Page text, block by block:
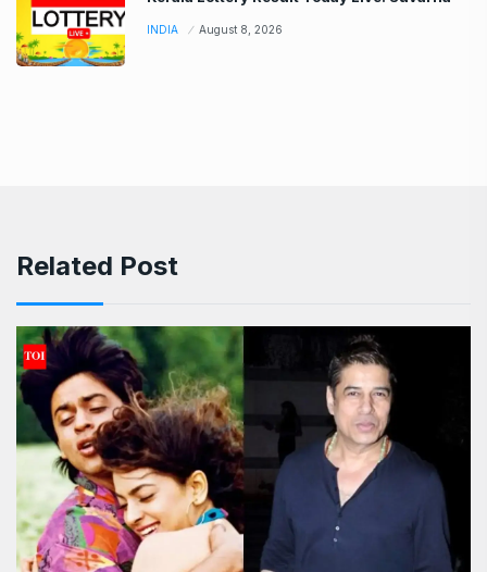
INDIA August 8, 2026
Related Post